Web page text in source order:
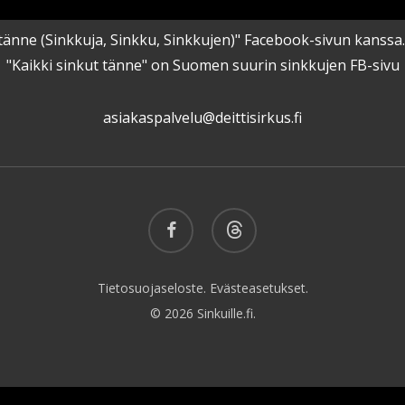
(Sinkkuja, Sinkku, Sinkkujen)" Facebook-sivun
"Kaikki sinkut tänne" on Suomen suurin sinkkujen FB-sivu
asiakaspalvelu@deittisirkus.fi
facebook threads
Tietosuojaseloste. Evästeasetukset.
© 2026 Sinkuille.fi.